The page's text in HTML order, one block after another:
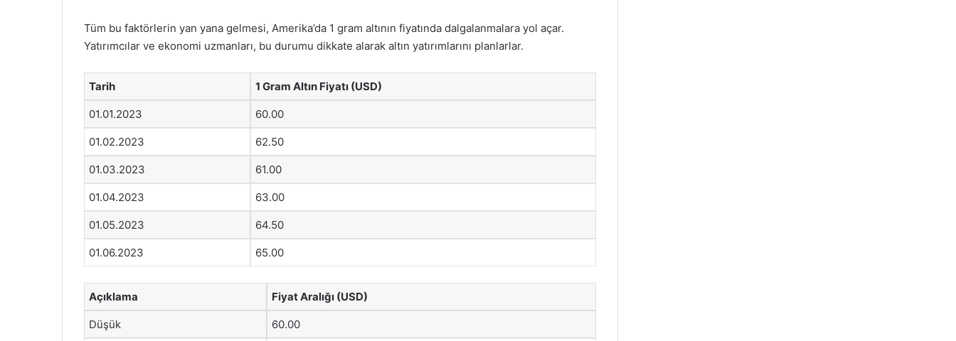
Tüm bu faktörlerin yan yana gelmesi, Amerika’da 1 gram altının fiyatında dalgalanmalara yol açar.
Yatırımcılar ve ekonomi uzmanları, bu durumu dikkate alarak altın yatırımlarını planlarlar.
Tarih 1 Gram Altın Fiyatı (USD)
01.01.2023 60.00
01.02.2023 62.50
01.03.2023 61.00
01.04.2023 63.00
01.05.2023 64.50
01.06.2023 65.00
Açıklama Fiyat Aralığı (USD)
Düşük 60.00